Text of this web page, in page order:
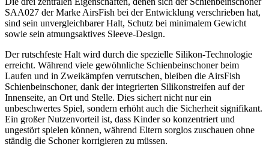
SAA027 der Marke AirsFish bei der Entwicklung verschrieben hat,
sind sein unvergleichbarer Halt, Schutz bei minimalem Gewicht
sowie sein atmungsaktives Sleeve-Design.
Der rutschfeste Halt wird durch die spezielle Silikon-Technologie
erreicht. Während viele gewöhnliche Schienbeinschoner beim
Laufen und in Zweikämpfen verrutschen, bleiben die AirsFish
Schienbeinschoner, dank der integrierten Silikonstreifen auf der
Innenseite, an Ort und Stelle. Dies sichert nicht nur ein
unbeschwertes Spiel, sondern erhöht auch die Sicherheit signifikant.
Ein großer Nutzenvorteil ist, dass Kinder so konzentriert und
ungestört spielen können, während Eltern sorglos zuschauen ohne
ständig die Schoner korrigieren zu müssen.